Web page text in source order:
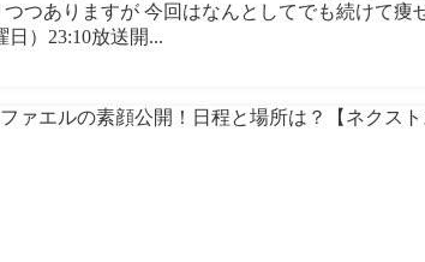
つありますが 今回はなんとしてでも続けて
日）23:10放送開...